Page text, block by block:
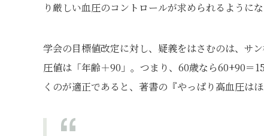
り厳しい血圧のコントロールが求められるようにな
学会の目標値改定に対し、疑義をはさむのは、サ
圧値は「年齢＋90」。つまり、60歳なら60+90＝
くのが適正であると、著書の『やっぱり高血圧は